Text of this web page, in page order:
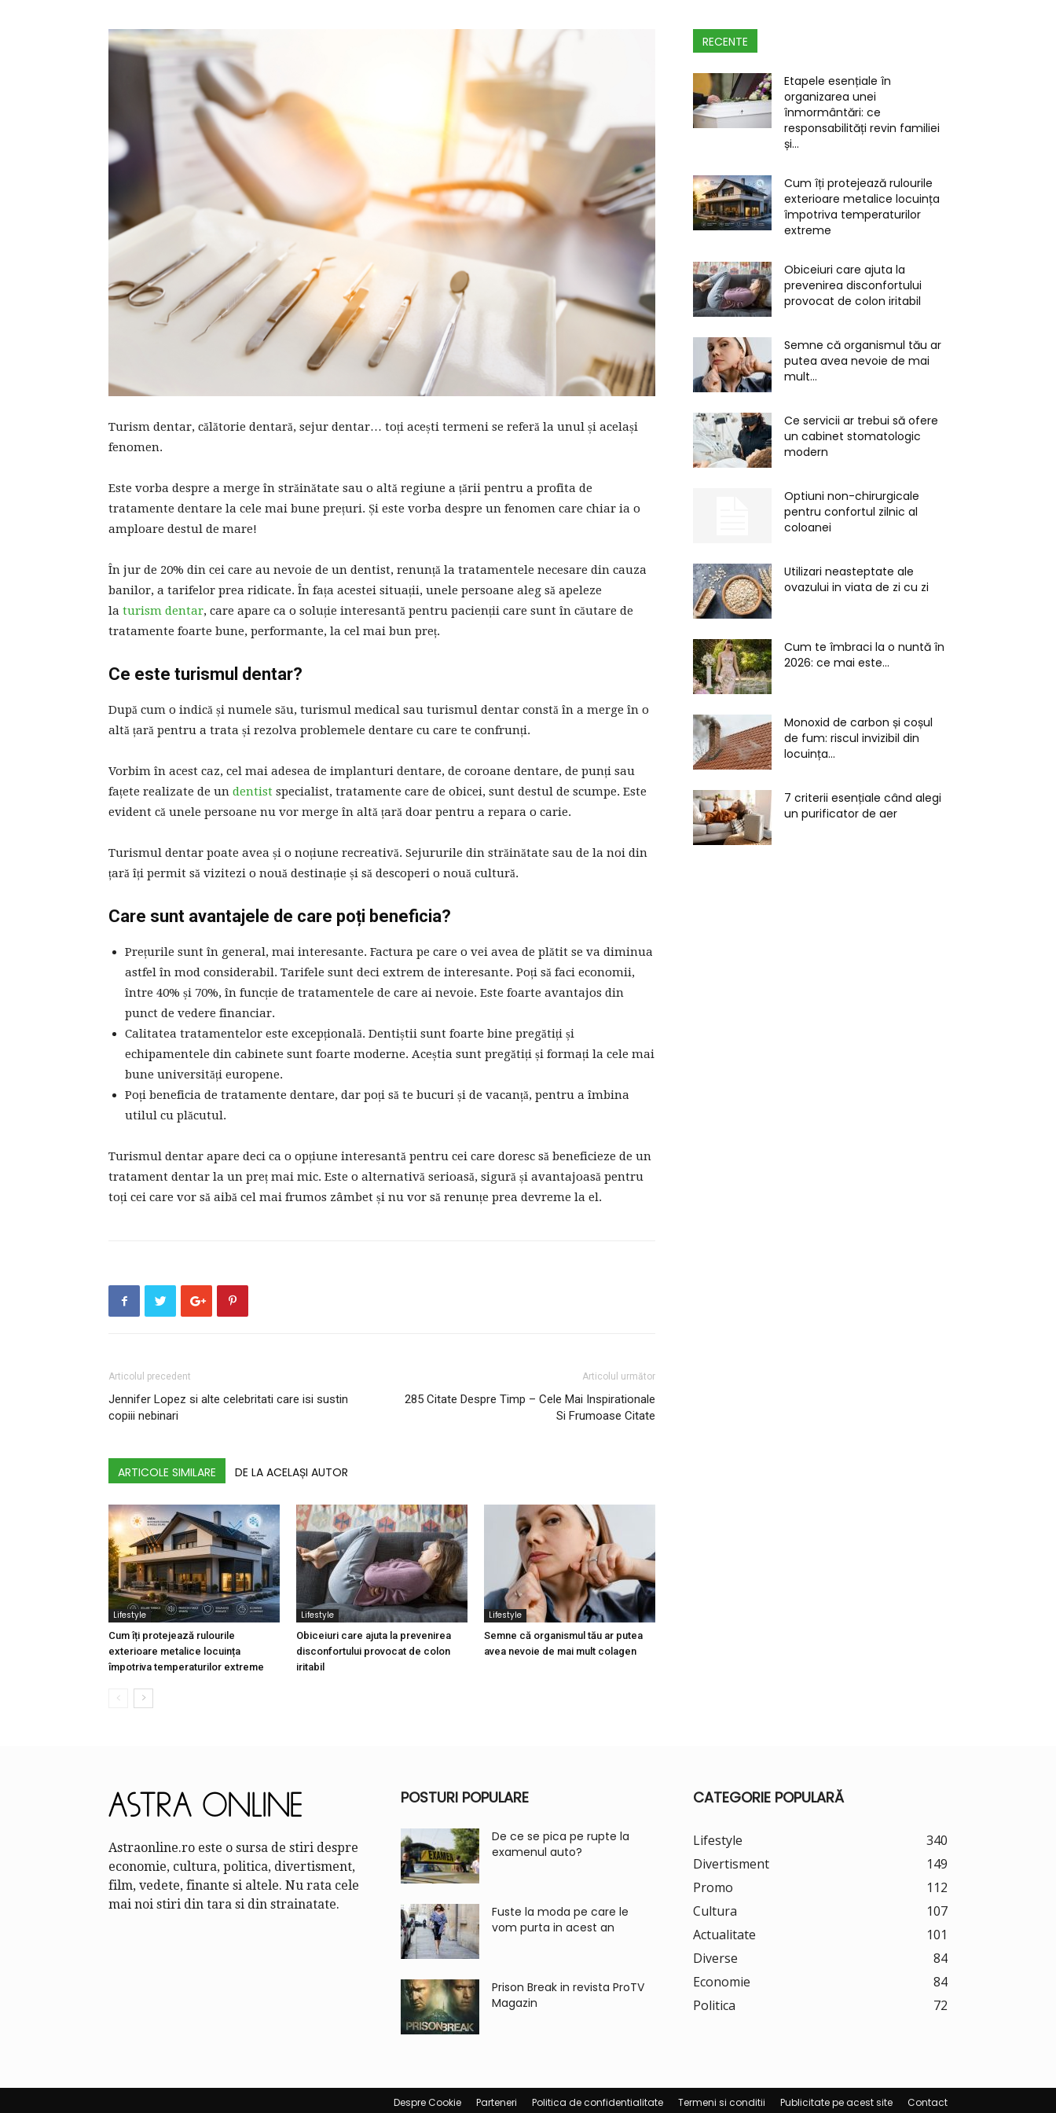
Turism dentar, călătorie dentară, sejur dentar… toți acești termeni se referă la unul și același
fenomen.
Este vorba despre a merge în străinătate sau o altă regiune a țării pentru a profita de
tratamente dentare la cele mai bune prețuri. Și este vorba despre un fenomen care chiar ia o
amploare destul de mare!
În jur de 20% din cei care au nevoie de un dentist, renunță la tratamentele necesare din cauza
banilor, a tarifelor prea ridicate. În fața acestei situații, unele persoane aleg să apeleze
la turism dentar, care apare ca o soluție interesantă pentru pacienții care sunt în căutare de
tratamente foarte bune, performante, la cel mai bun preț.
Ce este turismul dentar?
După cum o indică și numele său, turismul medical sau turismul dentar constă în a merge în o
altă țară pentru a trata și rezolva problemele dentare cu care te confrunți.
Vorbim în acest caz, cel mai adesea de implanturi dentare, de coroane dentare, de punți sau
fațete realizate de un dentist specialist, tratamente care de obicei, sunt destul de scumpe. Este
evident că unele persoane nu vor merge în altă țară doar pentru a repara o carie.
Turismul dentar poate avea și o noțiune recreativă. Sejururile din străinătate sau de la noi din
țară îți permit să vizitezi o nouă destinație și să descoperi o nouă cultură.
Care sunt avantajele de care poți beneficia?
Prețurile sunt în general, mai interesante. Factura pe care o vei avea de plătit se va diminua
astfel în mod considerabil. Tarifele sunt deci extrem de interesante. Poți să faci economii,
între 40% și 70%, în funcție de tratamentele de care ai nevoie. Este foarte avantajos din
punct de vedere financiar.
Calitatea tratamentelor este excepțională. Dentiștii sunt foarte bine pregătiți și
echipamentele din cabinete sunt foarte moderne. Aceștia sunt pregătiți și formați la cele mai
bune universități europene.
Poți beneficia de tratamente dentare, dar poți să te bucuri și de vacanță, pentru a îmbina
utilul cu plăcutul.
Turismul dentar apare deci ca o opțiune interesantă pentru cei care doresc să beneficieze de un
tratament dentar la un preț mai mic. Este o alternativă serioasă, sigură și avantajoasă pentru
toți cei care vor să aibă cel mai frumos zâmbet și nu vor să renunțe prea devreme la el.
Articolul precedent
Jennifer Lopez si alte celebritati care isi sustin
copiii nebinari
Articolul următor
285 Citate Despre Timp – Cele Mai Inspirationale
Si Frumoase Citate
ARTICOLE SIMILARE DE LA ACELAȘI AUTOR
Lifestyle
Cum îți protejează rulourile
exterioare metalice locuința
împotriva temperaturilor extreme
Lifestyle
Obiceiuri care ajuta la prevenirea
disconfortului provocat de colon
iritabil
Lifestyle
Semne că organismul tău ar putea
avea nevoie de mai mult colagen
RECENTE
Etapele esențiale în
organizarea unei
înmormântări: ce
responsabilități revin familiei
și...
Cum îți protejează rulourile
exterioare metalice locuința
împotriva temperaturilor
extreme
Obiceiuri care ajuta la
prevenirea disconfortului
provocat de colon iritabil
Semne că organismul tău ar
putea avea nevoie de mai
mult...
Ce servicii ar trebui să ofere
un cabinet stomatologic
modern
Optiuni non-chirurgicale
pentru confortul zilnic al
coloanei
Utilizari neasteptate ale
ovazului in viata de zi cu zi
Cum te îmbraci la o nuntă în
2026: ce mai este...
Monoxid de carbon și coșul
de fum: riscul invizibil din
locuința...
7 criterii esențiale când alegi
un purificator de aer
Astraonline.ro este o sursa de stiri despre
economie, cultura, politica, divertisment,
film, vedete, finante si altele. Nu rata cele
mai noi stiri din tara si din strainatate.
POSTURI POPULARE
De ce se pica pe rupte la
examenul auto?
Fuste la moda pe care le
vom purta in acest an
Prison Break in revista ProTV
Magazin
CATEGORIE POPULARĂ
Lifestyle
340
Divertisment
149
Promo
112
Cultura
107
Actualitate
101
Diverse
84
Economie
84
Politica
72
Despre Cookie Parteneri Politica de confidentialitate Termeni si conditii Publicitate pe acest site Contact